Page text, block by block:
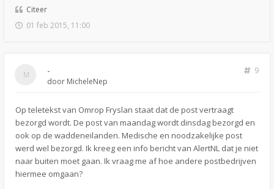
Citeer
01 feb 2015, 11:00
-
9
door MicheleNep
Op teletekst van Omrop Fryslan staat dat de post vertraagt
bezorgd wordt. De post van maandag wordt dinsdag bezorgd en
ook op de waddeneilanden. Medische en noodzakelijke post
werd wel bezorgd. Ik kreeg een info bericht van AlertNL dat je niet
naar buiten moet gaan. Ik vraag me af hoe andere postbedrijven
hiermee omgaan?